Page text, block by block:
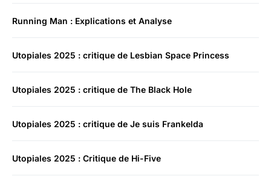
Running Man : Explications et Analyse
Utopiales 2025 : critique de Lesbian Space Princess
Utopiales 2025 : critique de The Black Hole
Utopiales 2025 : critique de Je suis Frankelda
Utopiales 2025 : Critique de Hi-Five